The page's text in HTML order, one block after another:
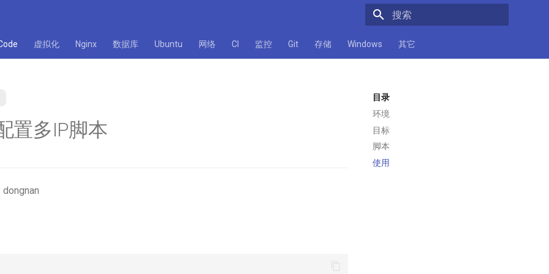
虚拟化 Nginx 数据库 Ubuntu 网络 CI 监控 Git 存储 Windows 其它
目录
环境
目标
脚本
使用
置多IP脚本